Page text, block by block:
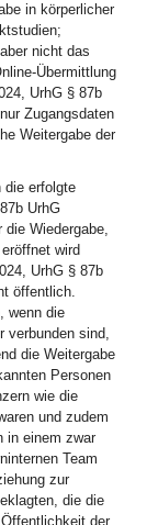
in körperlicher
nicht das
Übermittlung
UrhG § 87b
Zugangsdaten
Weitergabe der
die erfolgte
UrhG
die Wiedergabe,
wird
UrhG § 87b
öffentlich.
wenn die
verbunden sind,
die Weitergabe
Personen
wie die
und zudem
in einem zwar
Team
zur
die die
der